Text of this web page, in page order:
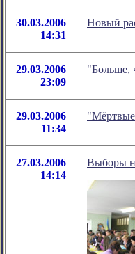
30.03.2006
14:31
Новый
29.03.2006
23:09
"Больше,
29.03.2006
11:34
27.03.2006
14:14
Выборы